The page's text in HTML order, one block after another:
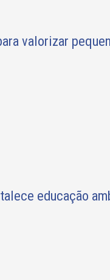
valorizar
educação